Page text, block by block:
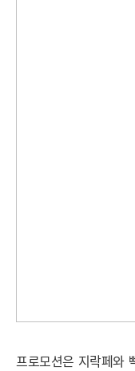
프로모션은 지락페와